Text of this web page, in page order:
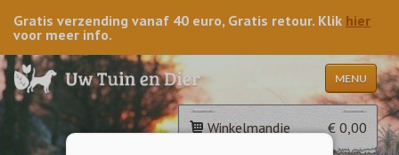
Gratis verzending vanaf 40 euro, Gratis retour. Klik hier
voor meer info.
MENU
Winkelmandje € 0,00